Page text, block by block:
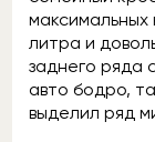
максимальных
литра и
заднего ряда
авто бодро,
выделил ряд